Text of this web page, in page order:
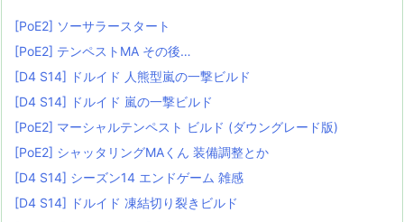
[PoE2] ソーサラースタート
[PoE2] テンペストMA その後…
[D4 S14] ドルイド 人熊型嵐の一撃ビルド
[D4 S14] ドルイド 嵐の一撃ビルド
[PoE2] マーシャルテンペスト ビルド (ダウングレード版)
[PoE2] シャッタリングMAくん 装備調整とか
[D4 S14] シーズン14 エンドゲーム 雑感
[D4 S14] ドルイド 凍結切り裂きビルド